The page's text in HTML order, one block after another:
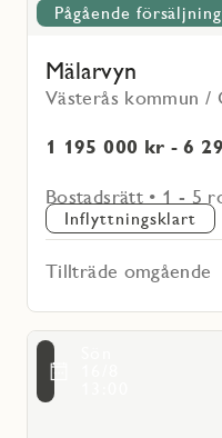
Pågående försäljning
Mälarvyn
Västerås kommun /
1 195 000 kr - 6
Bostadsrätt • 1 - 5
Inflyttningsklart
Tillträde omgående
Läs
mer
Safjället